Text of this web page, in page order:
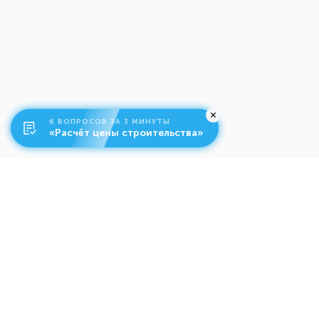
6 ВОПРОСОВ ЗА 3 МИНУТЫ
«Расчёт цены строительства»